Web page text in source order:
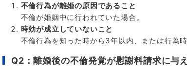
不倫行為が離婚の原因であること
不倫が婚姻中に行われていた場合。
時効が成立していないこと
不倫行為を知った時から3年以内、または行為
Q2：離婚後の不倫発覚が慰謝料請求に与